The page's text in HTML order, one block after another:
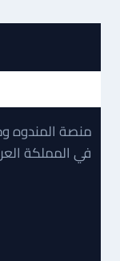
منصة المندوه
في المملكة